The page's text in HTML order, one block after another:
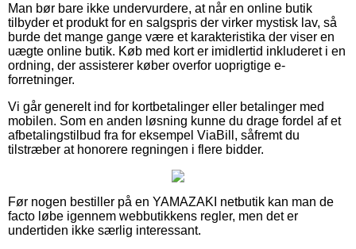
Man bør bare ikke undervurdere, at når en online butik
tilbyder et produkt for en salgspris der virker mystisk lav, så
burde det mange gange være et karakteristika der viser en
uægte online butik. Køb med kort er imidlertid inkluderet i en
ordning, der assisterer køber overfor uoprigtige e-
forretninger.
Vi går generelt ind for kortbetalinger eller betalinger med
mobilen. Som en anden løsning kunne du drage fordel af et
afbetalingstilbud fra for eksempel ViaBill, såfremt du
tilstræber at honorere regningen i flere bidder.
Før nogen bestiller på en YAMAZAKI netbutik kan man de
facto løbe igennem webbutikkens regler, men det er
undertiden ikke særlig interessant.